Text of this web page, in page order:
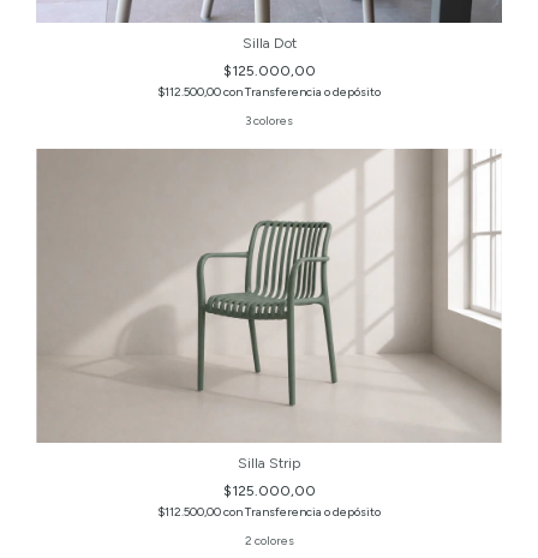
Silla Dot
$125.000,00
$112.500,00conTransferencia o depósito
3 colores
Silla Strip
$125.000,00
$112.500,00conTransferencia o depósito
2 colores